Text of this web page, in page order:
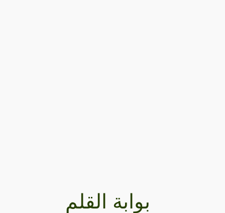
بوابة القلم